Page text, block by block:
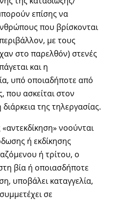
επίσης να
που βρίσκονται
με τους
στο παρελθόν) στενές
και η
υπό οποιαδήποτε από
που ασκείται στον
της τηλεργασίας.
νοούνται
ή εκδίκησης
ή τρίτου, ο
βία ή οποιασδήποτε
υποβάλει καταγγελία,
σε